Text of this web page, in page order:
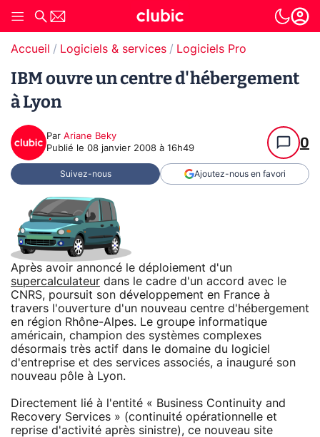
Accueil Logiciels & services Logiciels Pro
IBM ouvre un centre d'hébergement
à Lyon
Par Ariane Beky
Publié le 08 janvier 2008 à 16h49 0
Suivez-nous Ajoutez-nous en favori
Après avoir annoncé le déploiement d'un
supercalculateur dans le cadre d'un accord avec le
CNRS, poursuit son développement en France à
travers l'ouverture d'un nouveau centre d'hébergement
en région Rhône-Alpes. Le groupe informatique
américain, champion des systèmes complexes
désormais très actif dans le domaine du logiciel
d'entreprise et des services associés, a inauguré son
nouveau pôle à Lyon.
Directement lié à l'entité « Business Continuity and
Recovery Services » (continuité opérationnelle et
reprise d'activité après sinistre), ce nouveau site